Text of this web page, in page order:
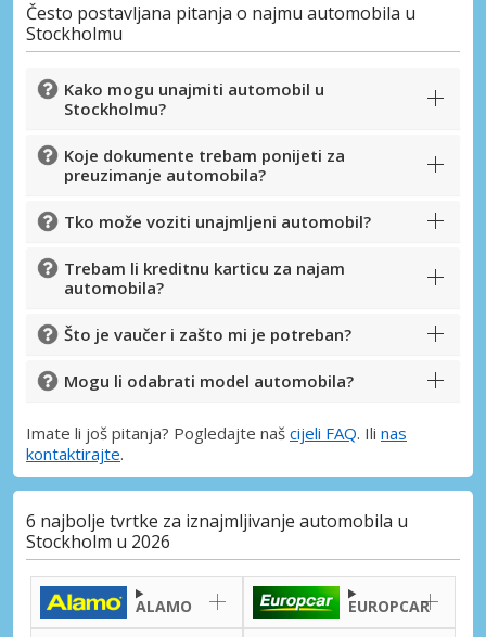
Često postavljana pitanja o najmu automobila u
Stockholmu
Kako mogu unajmiti automobil u
Stockholmu?
Koje dokumente trebam ponijeti za
preuzimanje automobila?
Tko može voziti unajmljeni automobil?
Trebam li kreditnu karticu za najam
automobila?
Što je vaučer i zašto mi je potreban?
Mogu li odabrati model automobila?
Imate li još pitanja? Pogledajte naš cijeli FAQ. Ili nas
kontaktirajte.
6 najbolje tvrtke za iznajmljivanje automobila u
Stockholm u 2026
ALAMO EUROPCAR